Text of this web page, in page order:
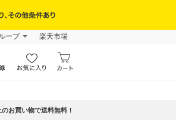
ープ 楽天市場
お買い物で送料無料！